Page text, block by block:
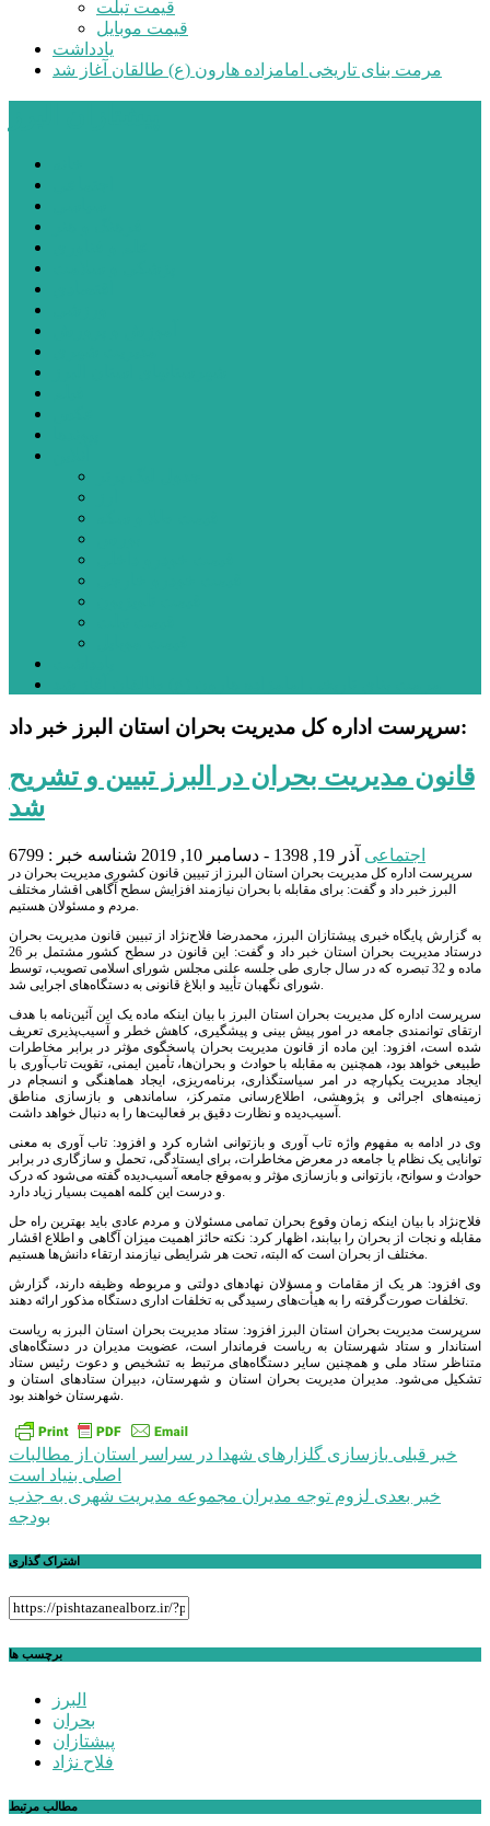
قیمت تبلت
قیمت موبایل
یادداشت
مرمت بنای تاریخی امامزاده هارون (ع) طالقان آغاز شد
سرپرست اداره کل مدیریت بحران استان البرز خبر داد:
قانون مدیریت بحران در البرز تبیین و تشریح
شد
اجتماعی آذر 19, 1398 - دسامبر 10, 2019 شناسه خبر : 6799
سرپرست اداره کل مدیریت بحران استان البرز از تبیین قانون کشوری مدیریت بحران در
البرز خبر داد و گفت: برای مقابله با بحران نیازمند افزایش سطح آگاهی اقشار مختلف
مردم و مسئولان هستیم.
به گزارش پایگاه خبری پیشتازان البرز، محمدرضا فلاح‌نژاد از تبیین قانون مدیریت بحران
درستاد مدیریت بحران استان خبر داد و گفت: این قانون در سطح کشور مشتمل بر 26
ماده و 32 تبصره که در سال جاری طی جلسه علنی مجلس شورای اسلامی تصویب، توسط
شورای نگهبان تأیید و ابلاغ قانونی به دستگاه‌های اجرایی شد.
سرپرست اداره کل مدیریت بحران استان البرز با بیان اینکه ماده یک این آئین‌نامه با هدف
ارتقای توانمندی جامعه در امور پیش بینی و پیشگیری، کاهش خطر و آسیب‌پذیری تعریف
شده است، افزود: این ماده از قانون مدیریت بحران پاسخگوی مؤثر در برابر مخاطرات
طبیعی خواهد بود، همچنین به مقابله با حوادث و بحران‌ها، تأمین ایمنی، تقویت تاب‌آوری با
ایجاد مدیریت یکپارچه در امر سیاستگذاری، برنامه‌ریزی، ایجاد هماهنگی و انسجام در
زمینه‌های اجرائی و پژوهشی، اطلاع‌رسانی متمرکز، ساماندهی و بازسازی مناطق
آسیب‌دیده و نظارت دقیق بر فعالیت‌ها را به دنبال خواهد داشت.
وی در ادامه به مفهوم واژه تاب آوری و بازتوانی اشاره کرد و افزود: تاب آوری به معنی
توانایی یک نظام یا جامعه در معرض مخاطرات، برای ایستادگی، تحمل و سازگاری در برابر
حوادث و سوانح، بازتوانی و بازسازی مؤثر و به‌موقع جامعه آسیب‌دیده گفته می‌شود که درک
و درست این کلمه اهمیت بسیار زیاد دارد.
فلاح‌نژاد با بیان اینکه زمان وقوع بحران تمامی مسئولان و مردم عادی باید بهترین راه حل
مقابله و نجات از بحران را بیابند، اظهار کرد: نکته حائز اهمیت میزان آگاهی و اطلاع اقشار
مختلف از بحران است که البته، تحت هر شرایطی نیازمند ارتقاء دانش‌ها هستیم.
وی افزود: هر یک از مقامات و مسؤلان نهادهای دولتی و مربوطه وظیفه دارند، گزارش
تخلفات صورت‌گرفته را به هیأت‌های رسیدگی به تخلفات اداری دستگاه مذکور ارائه دهند.
سرپرست مدیریت بحران استان البرز افزود: ستاد مدیریت بحران استان البرز به ریاست
استاندار و ستاد شهرستان به ریاست فرماندار است، عضویت مدیران در دستگاه‌های
متناظر ستاد ملی و همچنین سایر دستگاه‌های مرتبط به تشخیص و دعوت رئیس ستاد
تشکیل می‌شود. مدیران مدیریت بحران استان و شهرستان، دبیران ستادهای استان و
شهرستان خواهند بود.
راهبری
نوشته
خبر قبلی بازسازی گلزارهای شهدا در سراسر استان از مطالبات
اصلی بنیاد است
خبر بعدی لزوم توجه مدیران مجموعه مدیریت شهری به جذب
بودجه
اشتراک گذاری
برچسب ها
البرز
بحران
پیشتازان
فلاح نژاد
مطالب مرتبط